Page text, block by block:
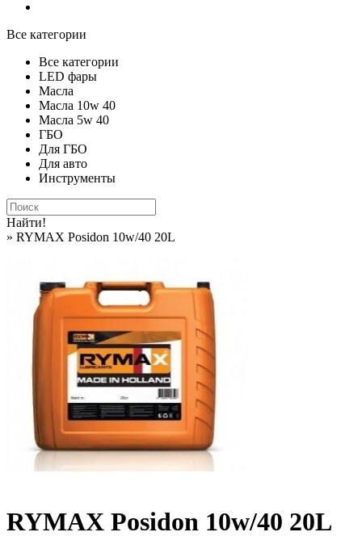
Все категории
Все категории
LED фары
Масла
Масла 10w 40
Масла 5w 40
ГБО
Для ГБО
Для авто
Инструменты
Найти!
» RYMAX Posidon 10w/40 20L
RYMAX Posidon 10w/40 20L